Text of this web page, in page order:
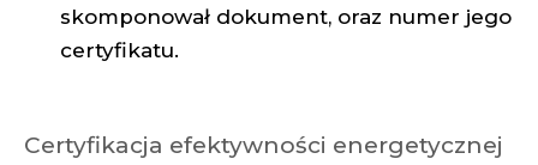
skomponował dokument, oraz numer jego
certyfikatu.
Certyfikacja efektywności energetycznej